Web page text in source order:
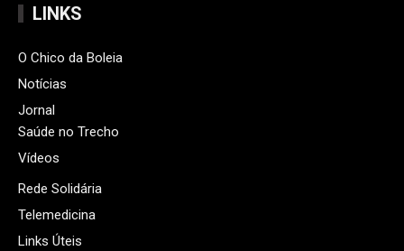
LINKS
O Chico da Boleia
Notícias
Jornal
Saúde no Trecho
Vídeos
Rede Solidária
Telemedicina
Links Úteis